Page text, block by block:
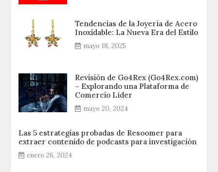
Tendencias de la Joyería de Acero
Inoxidable: La Nueva Era del Estilo
mayo 18, 2025
Revisión de Go4Rex (Go4Rex.com)
– Explorando una Plataforma de
Comercio Líder
mayo 20, 2024
Las 5 estrategias probadas de Resoomer para
extraer contenido de podcasts para investigación
enero 26, 2024